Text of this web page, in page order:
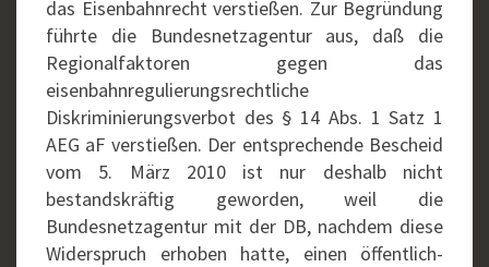
das Eisenbahnrecht verstießen. Zur Begründung
führte die Bundesnetzagentur aus, daß die
Regionalfaktoren gegen das
eisenbahnregulierungsrechtliche
Diskriminierungsverbot des § 14 Abs. 1 Satz 1
AEG aF verstießen. Der entsprechende Bescheid
vom 5. März 2010 ist nur deshalb nicht
bestandskräftig geworden, weil die
Bundesnetzagentur mit der DB, nachdem diese
Widerspruch erhoben hatte, einen öffentlich-